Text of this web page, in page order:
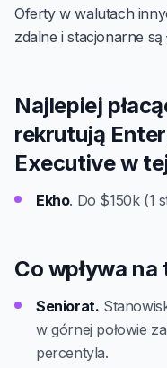
Oferty w walutach
zdalne i stacjonarne są
Najlepiej
rekrutują
Executive w
Ekho. Do $150k (1
Co wpływa
Seniorat.
w górnej połowie
percentyla.